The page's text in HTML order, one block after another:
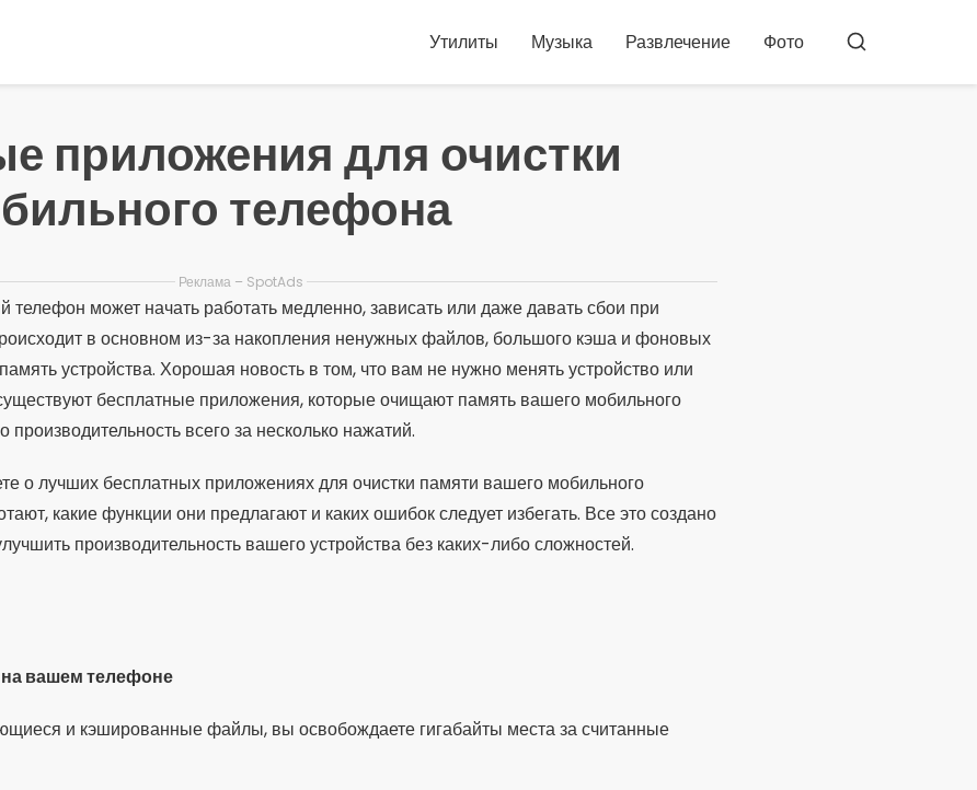
Утилиты Музыка Развлечение Фото Бускар
приложения для очистки
телефона
Реклама – SpotAds
может начать работать медленно, зависать или даже давать сбои при
в основном из-за накопления ненужных файлов, большого кэша и фоновых
устройства. Хорошая новость в том, что вам не нужно менять устройство или
бесплатные приложения, которые очищают память вашего мобильного
всего за несколько нажатий.
о лучших бесплатных приложениях для очистки памяти вашего мобильного
какие функции они предлагают и каких ошибок следует избегать. Все это создано
производительность вашего устройства без каких-либо сложностей.
вашем телефоне
и кэшированные файлы, вы освобождаете гигабайты места за считанные